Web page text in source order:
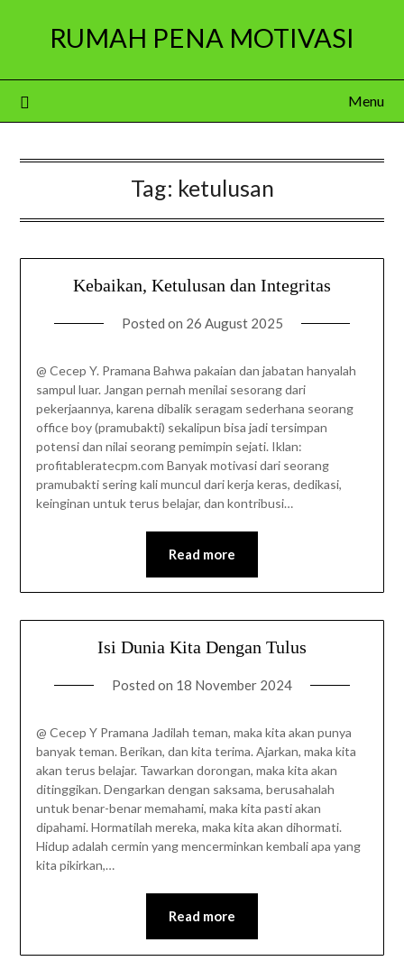
RUMAH PENA MOTIVASI
Menu
Tag: ketulusan
Kebaikan, Ketulusan dan Integritas
Posted on 26 August 2025
@ Cecep Y. Pramana Bahwa pakaian dan jabatan hanyalah
sampul luar. Jangan pernah menilai sesorang dari
pekerjaannya, karena dibalik seragam sederhana seorang
office boy (pramubakti) sekalipun bisa jadi tersimpan
potensi dan nilai seorang pemimpin sejati. Iklan:
profitableratecpm.com Banyak motivasi dari seorang
pramubakti sering kali muncul dari kerja keras, dedikasi,
keinginan untuk terus belajar, dan kontribusi…
Read more
Isi Dunia Kita Dengan Tulus
Posted on 18 November 2024
@ Cecep Y Pramana Jadilah teman, maka kita akan punya
banyak teman. Berikan, dan kita terima. Ajarkan, maka kita
akan terus belajar. Tawarkan dorongan, maka kita akan
ditinggikan. Dengarkan dengan saksama, berusahalah
untuk benar-benar memahami, maka kita pasti akan
dipahami. Hormatilah mereka, maka kita akan dihormati.
Hidup adalah cermin yang mencerminkan kembali apa yang
kita pikirkan,…
Read more